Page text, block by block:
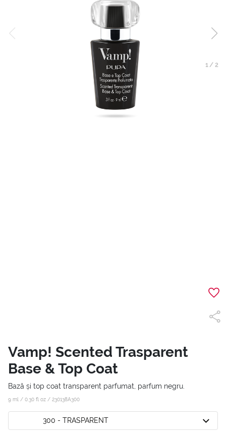
1/ 2
Vamp! Scented Trasparent
Base & Top Coat
Bază și top coat transparent parfumat, parfum negru.
9 ml / 0.30 fl oz / 230138A300
300 - TRASPARENT